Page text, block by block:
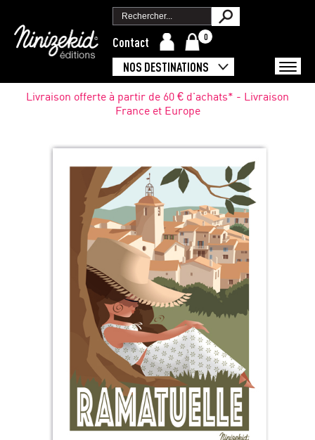
Contact 0
NOS DESTINATIONS
Livraison offerte à partir de 60 € d'achats* - Livraison
France et Europe